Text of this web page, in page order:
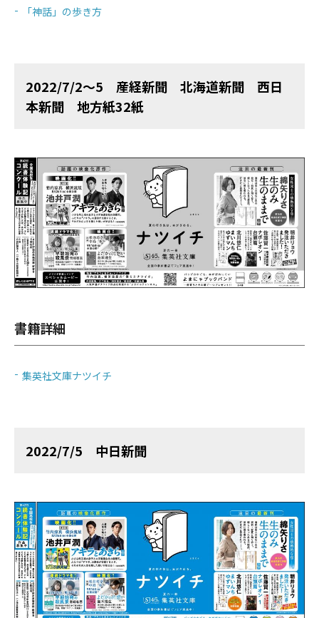
「神話」の歩き方
2022/7/2～5 産経新聞 北海道新聞 西日
本新聞 地方紙32紙
書籍詳細
集英社文庫ナツイチ
2022/7/5 中日新聞